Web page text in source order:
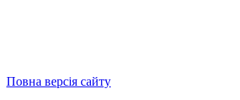
Повна версія сайту